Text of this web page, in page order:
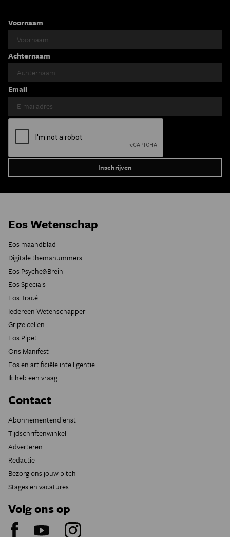
Voornaam
Achternaam
Email
Eos Wetenschap
Eos maandblad
Digitale themanummers
Eos Psyche&Brein
Eos Specials
Eos Tracé
Iedereen Wetenschapper
Grijze cellen
Eos Pipet
Ons Manifest
Eos en artificiële intelligentie
Ik heb een vraag
Contact
Abonnementendienst
Tijdschriftenwinkel
Adverteren
Redactie
Bezorg ons jouw pitch
Stages en vacatures
Volg ons op